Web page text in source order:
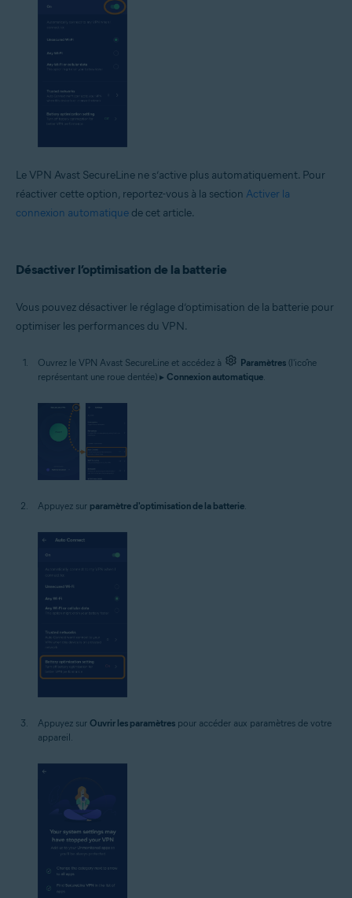
Le VPN Avast SecureLine ne s’active plus automatiquement. Pour
réactiver cette option, reportez-vous à la section Activer la
connexion automatique de cet article.
Désactiver l’optimisation de la batterie
Vous pouvez désactiver le réglage d’optimisation de la batterie pour
optimiser les performances du VPN.
Ouvrez le VPN Avast SecureLine et accédez à Paramètres (l'icône
représentant une roue dentée) ▸ Connexion automatique
Appuyez sur paramètre d'optimisation de la batterie
Appuyez sur Ouvrir les paramètres pour accéder aux paramètres de votre
appareil.